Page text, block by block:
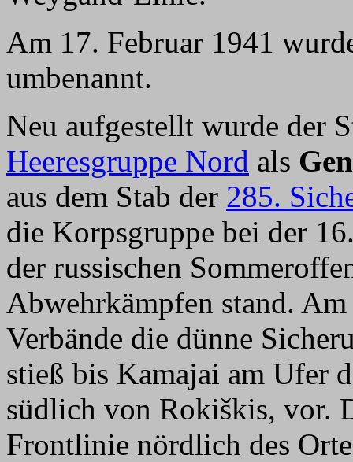
Am 17. Februar 1941
umbenannt.
Neu aufgestellt wurde der
Heeresgruppe Nord als
aus dem Stab der 285.
die Korpsgruppe bei der
der russischen
Abwehrkämpfen stand.
Verbände die dünne
stieß bis Kamajai am Ufer
südlich von Rokiškis, vor.
Frontlinie nördlich des